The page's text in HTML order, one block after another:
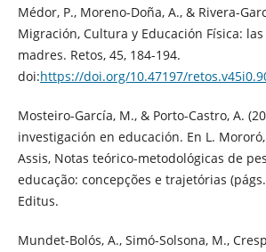
Médor, P., Moreno-Doña, A., & Rivera-
Migración, Cultura y Educación Física:
madres. Retos, 45, 184-194.
doi:https://doi.org/10.47197/
Mosteiro-García, M., & Porto-Castro, A.
investigación en educación. En L.
Assis, Notas teórico-metodológicas de
educação: concepções e trajetórias
Editus.
Mundet-Bolós, A., Simó-Solsona, M.,